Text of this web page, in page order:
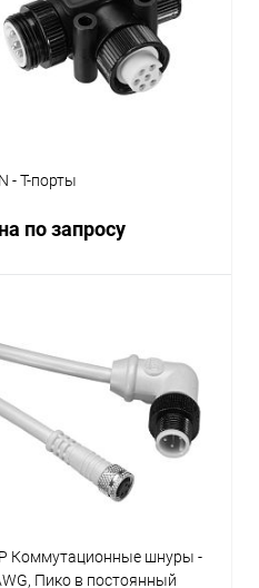
В избранное
Наличие
уточняйте
- T-порты
по запросу
Купить в 1 клик Сравнение
избранное
Наличие
уточняйте
Коммутационные шнуры -
Пико в постоянный